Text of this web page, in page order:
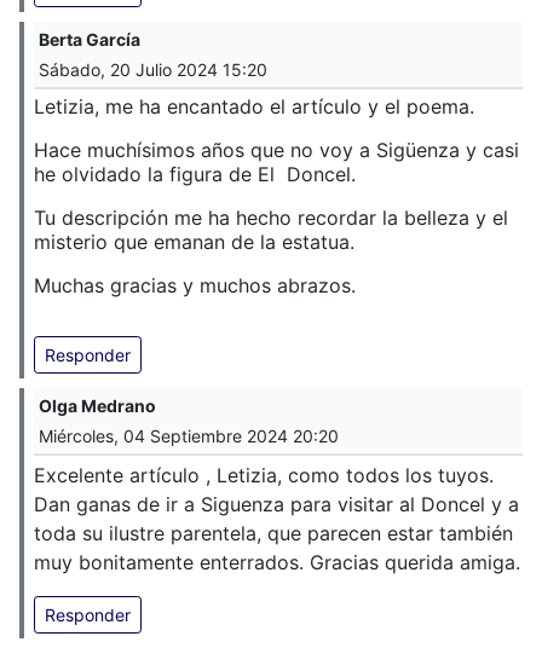
Berta García
Sábado, 20 Julio 2024 15:20
Letizia, me ha encantado el artículo y el poema.
Hace muchísimos años que no voy a Sigüenza y casi
he olvidado la figura de El Doncel.
Tu descripción me ha hecho recordar la belleza y el
misterio que emanan de la estatua.
Muchas gracias y muchos abrazos.
Responder
Olga Medrano
Miércoles, 04 Septiembre 2024 20:20
Excelente artículo , Letizia, como todos los tuyos.
Dan ganas de ir a Siguenza para visitar al Doncel y a
toda su ilustre parentela, que parecen estar también
muy bonitamente enterrados. Gracias querida amiga.
Responder